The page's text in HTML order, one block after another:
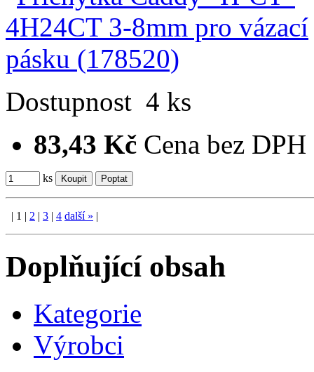
Dostupnost 4 ks
83,43 Kč Cena bez DPH
ks
| 1 | 2 | 3 | 4 další» |
Doplňující obsah
Kategorie
Výrobci